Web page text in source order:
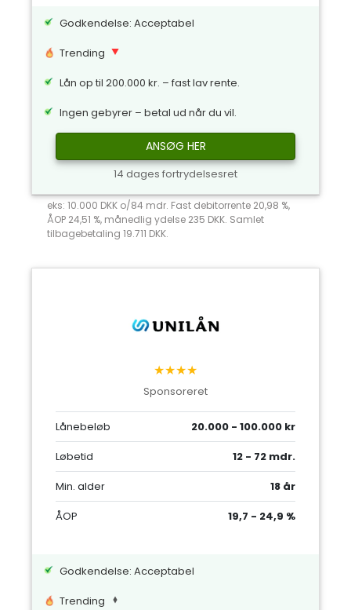
Godkendelse: Acceptabel
Trending
Lån op til 200.000 kr. – fast lav rente.
Ingen gebyrer – betal ud når du vil.
ANSØG HER
14 dages fortrydelsesret
eks: 10.000 DKK o/84 mdr. Fast debitorrente 20,98 %,
ÅOP 24,51 %, månedlig ydelse 235 DKK. Samlet
tilbagebetaling 19.711 DKK.
★★★★
Sponsoreret
Lånebeløb
20.000 - 100.000 kr
Løbetid
12 - 72 mdr.
Min. alder
18 år
ÅOP
19,7 - 24,9 %
Godkendelse: Acceptabel
Trending